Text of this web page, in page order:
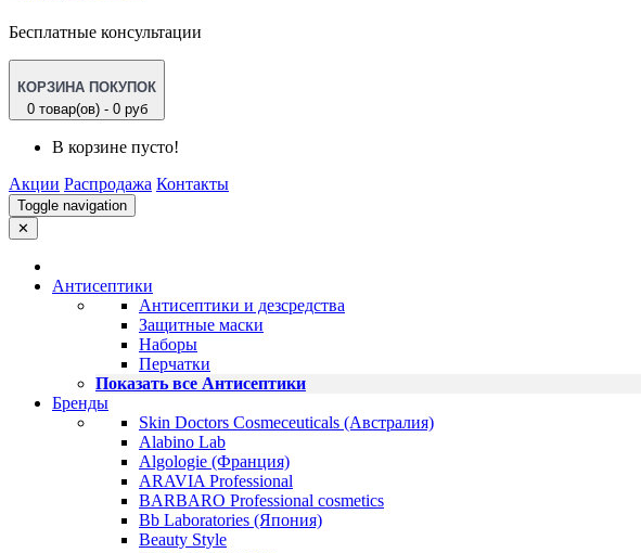
Бесплатные консультации
КОРЗИНА ПОКУПОК
0 товар(ов) - 0 руб
В корзине пусто!
Акции Распродажа Контакты
Toggle navigation
✕
Антисептики
Антисептики и дезсредства
Защитные маски
Наборы
Перчатки
Показать все Антисептики
Бренды
Skin Doctors Cosmeceuticals (Австралия)
Alabino Lab
Algologie (Франция)
ARAVIA Professional
BARBARO Professional cosmetics
Bb Laboratories (Япония)
Beauty Style